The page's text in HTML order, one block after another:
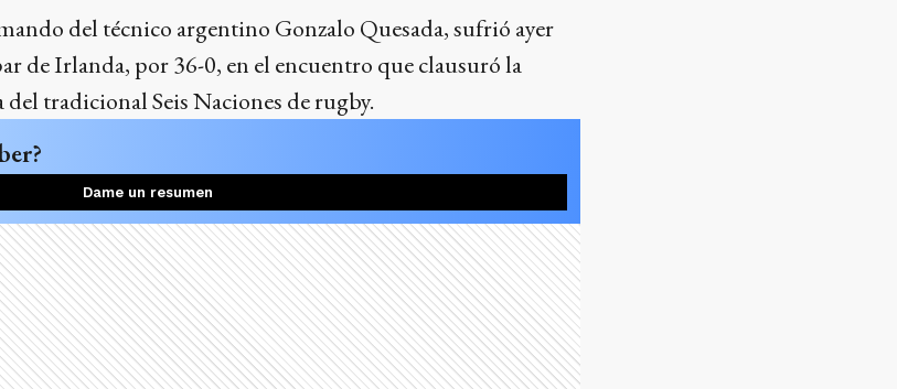
del técnico argentino Gonzalo Quesada, sufrió ayer
de Irlanda, por 36-0, en el encuentro que clausuró la
del tradicional Seis Naciones de rugby.
Dame un resumen